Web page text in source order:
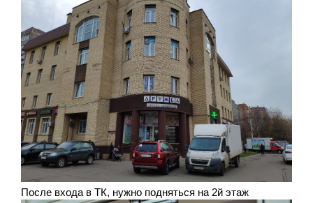
После входа в ТК, нужно подняться на 2й этаж